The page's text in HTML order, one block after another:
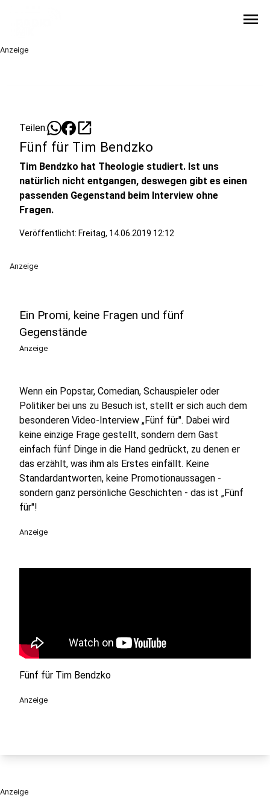
menu
Anzeige
Teilen: open_in_new
Fünf für Tim Bendzko
Tim Bendzko hat Theologie studiert. Ist uns
natürlich nicht entgangen, deswegen gibt es einen
passenden Gegenstand beim Interview ohne
Fragen.
Veröffentlicht: Freitag, 14.06.2019 12:12
Anzeige
Ein Promi, keine Fragen und fünf
Gegenstände
Anzeige
Wenn ein Popstar, Comedian, Schauspieler oder
Politiker bei uns zu Besuch ist, stellt er sich auch dem
besonderen Video-Interview „Fünf für". Dabei wird
keine einzige Frage gestellt, sondern dem Gast
einfach fünf Dinge in die Hand gedrückt, zu denen er
das erzählt, was ihm als Erstes einfällt. Keine
Standardantworten, keine Promotionaussagen -
sondern ganz persönliche Geschichten - das ist „Fünf
für"!
Anzeige
Fünf für Tim Bendzko
Anzeige
Anzeige